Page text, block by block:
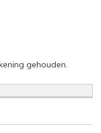
gehouden.